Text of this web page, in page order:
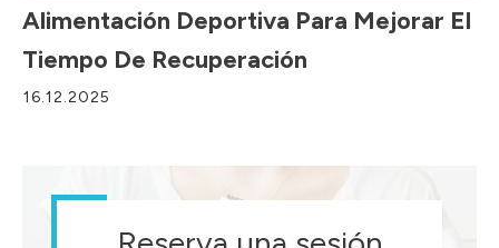
Alimentación Deportiva Para Mejorar El
Tiempo De Recuperación
16.12.2025